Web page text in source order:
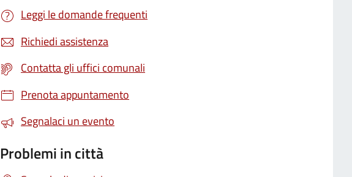
Leggi le domande frequenti
Richiedi assistenza
Contatta gli uffici comunali
Prenota appuntamento
Segnalaci un evento
Problemi in città